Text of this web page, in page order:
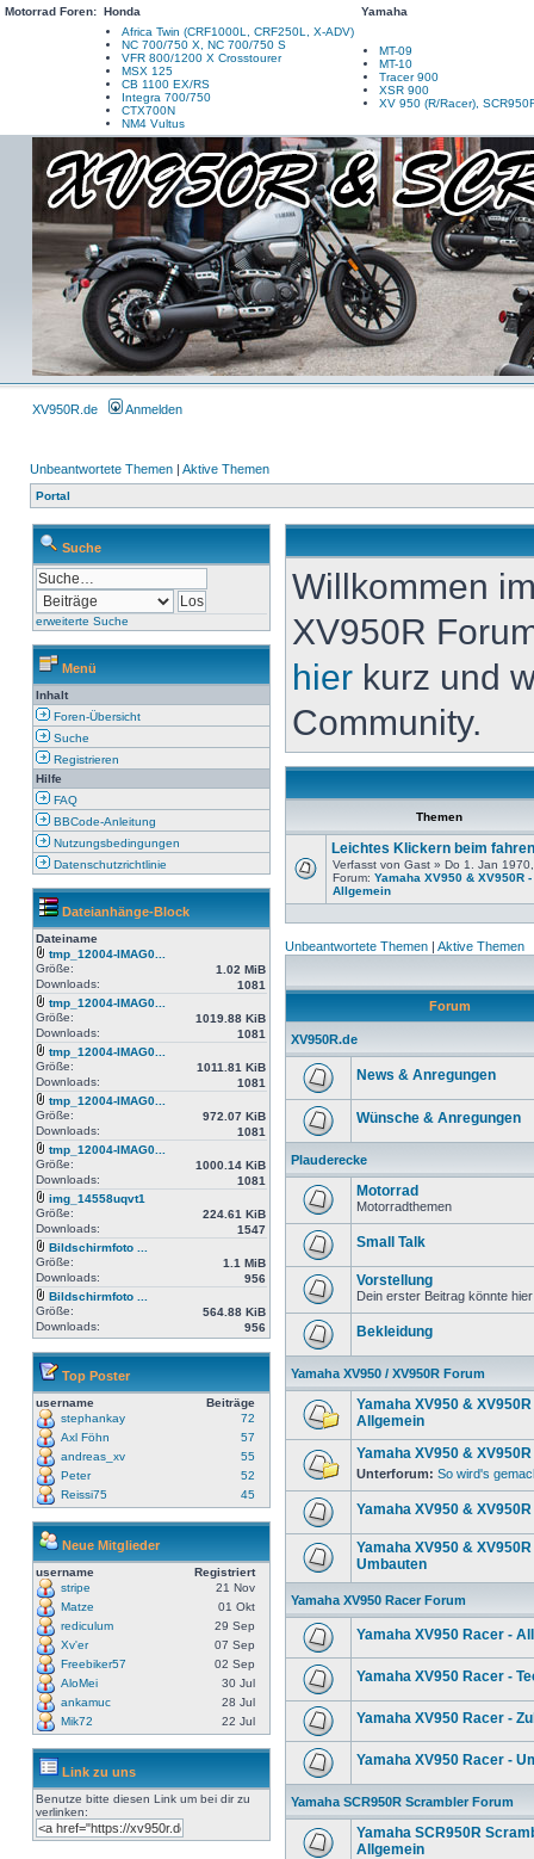
Motorrad Foren: Honda
Yamaha
Africa Twin (CRF1000L, CRF250L, X-ADV)
NC 700/750 X, NC 700/750 S
VFR 800/1200 X Crosstourer
MSX 125
CB 1100 EX/RS
Integra 700/750
CTX700N
NM4 Vultus
MT-09
MT-10
Tracer 900
XSR 900
XV 950 (R/Racer),
XV950R.de Anmelden
Unbeantwortete Themen | Aktive Themen
Portal
Suche
erweiterte Suche
Menü
Inhalt
Foren-Übersicht
Suche
Registrieren
Hilfe
FAQ
BBCode-Anleitung
Nutzungsbedingungen
Datenschutzrichtlinie
Dateianhänge-Block
Dateiname
tmp_12004-IMAG0...
Größe:
1.02 MiB
Downloads:
1081
tmp_12004-IMAG0...
Größe:
1019.88 KiB
Downloads:
1081
tmp_12004-IMAG0...
Größe:
1011.81 KiB
Downloads:
1081
tmp_12004-IMAG0...
Größe:
972.07 KiB
Downloads:
1081
tmp_12004-IMAG0...
Größe:
1000.14 KiB
Downloads:
1081
img_14558uqvt1
Größe:
224.61 KiB
Downloads:
1547
Bildschirmfoto ...
Größe:
1.1 MiB
Downloads:
956
Bildschirmfoto ...
Größe:
564.88 KiB
Downloads:
956
Top Poster
username
Beiträge
stephankay
72
Axl Föhn
57
andreas_xv
55
Peter
52
Reissi75
45
Neue Mitglieder
username
Registriert
stripe
21 Nov
Matze
01 Okt
rediculum
29 Sep
Xv'er
07 Sep
Freebiker57
02 Sep
AloMei
30 Jul
ankamuc
28 Jul
Mik72
22 Jul
Link zu uns
Benutze bitte diesen Link um bei dir zu
verlinken:
Willkommen
XV950R
hier kurz und
Community.
Themen
Leichtes Klickern beim fahren
Verfasst von Gast » Do 1. Jan
Forum: Yamaha XV950 & XV950R -
Allgemein
Unbeantwortete Themen | Aktive Themen
Forum
XV950R.de
News & Anregungen
Wünsche & Anregungen
Plauderecke
Motorrad
Motorradthemen
Small Talk
Vorstellung
Dein erster Beitrag könnte
Bekleidung
Yamaha XV950 / XV950R Forum
Yamaha XV950 & XV950R
Allgemein
Yamaha XV950 &
Unterforum: So wird's
Yamaha XV950 &
Yamaha XV950 & XV950R
Umbauten
Yamaha XV950 Racer Forum
Yamaha XV950 Racer -
Yamaha XV950 Racer -
Yamaha XV950 Racer -
Yamaha XV950 Racer -
Yamaha SCR950R Scrambler Forum
Yamaha SCR950R
Allgemein